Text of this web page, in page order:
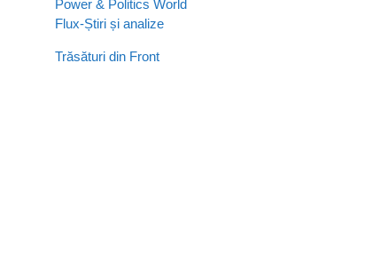
Power & Politics World
Flux-Știri și analize
Trăsături din Front